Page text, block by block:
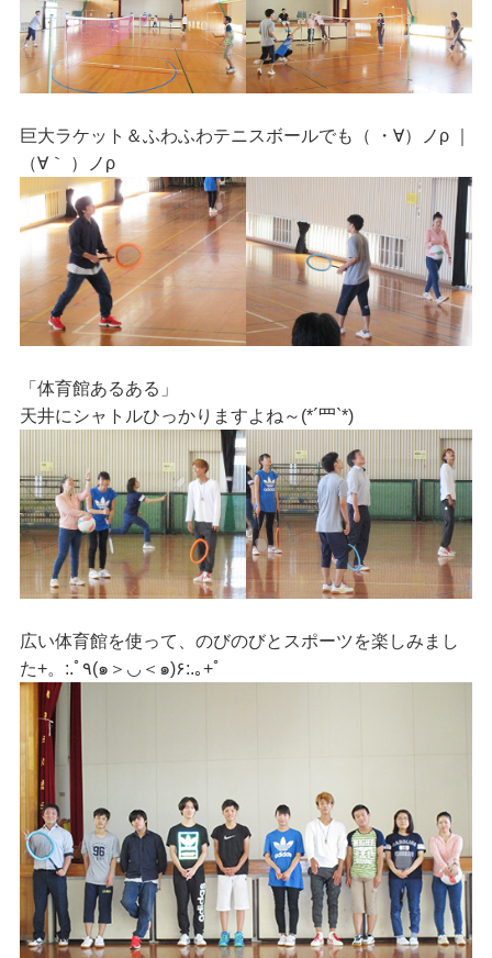
巨大ラケット＆ふわふわテニスボールでも（ ・∀）ノρ ｜
（∀｀ ）ノρ
「体育館あるある」
天井にシャトルひっかりますよね～(*´罒`*)
広い体育館を使って、のびのびとスポーツを楽しみまし
た+。:.ﾟ٩(๑＞◡＜๑)۶:.｡+ﾟ